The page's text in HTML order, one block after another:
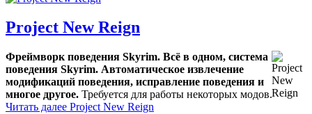
Project New Reign
Фреймворк поведения Skyrim. Всё в одном, система
поведения Skyrim. Автоматическое извлечение
модификаций поведения, исправление поведения и
многое другое. Требуется для работы некоторых модов.
Читать далее Project New Reign